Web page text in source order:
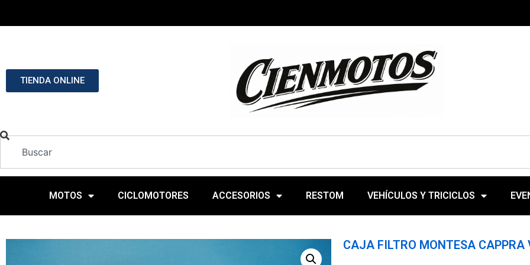
TIENDA ONLINE
MOTOS CICLOMOTORES ACCESORIOS RESTOM VEHÍCULOS Y TRICICLOS
CAJA FILTRO MONTESA CAPPRA